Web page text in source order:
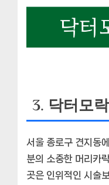
3. 닥터모
서울 종로구 견지동
분의 소중한 머리카
곳은 인위적인 시술